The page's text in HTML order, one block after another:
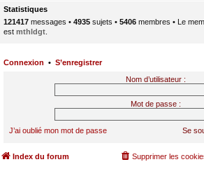
Statistiques
121417 messages • 4935 sujets • 5406 membres • Le
est mthldgt
Connexion • S’enregistrer
Nom d’utilisateur :
Mot de passe :
J’ai oublié mon mot de passe Se
Index du forum Supprimer les